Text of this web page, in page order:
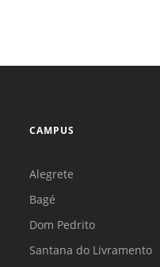
CAMPUS
Alegrete
Bagé
Dom Pedrito
Santana do Livramento